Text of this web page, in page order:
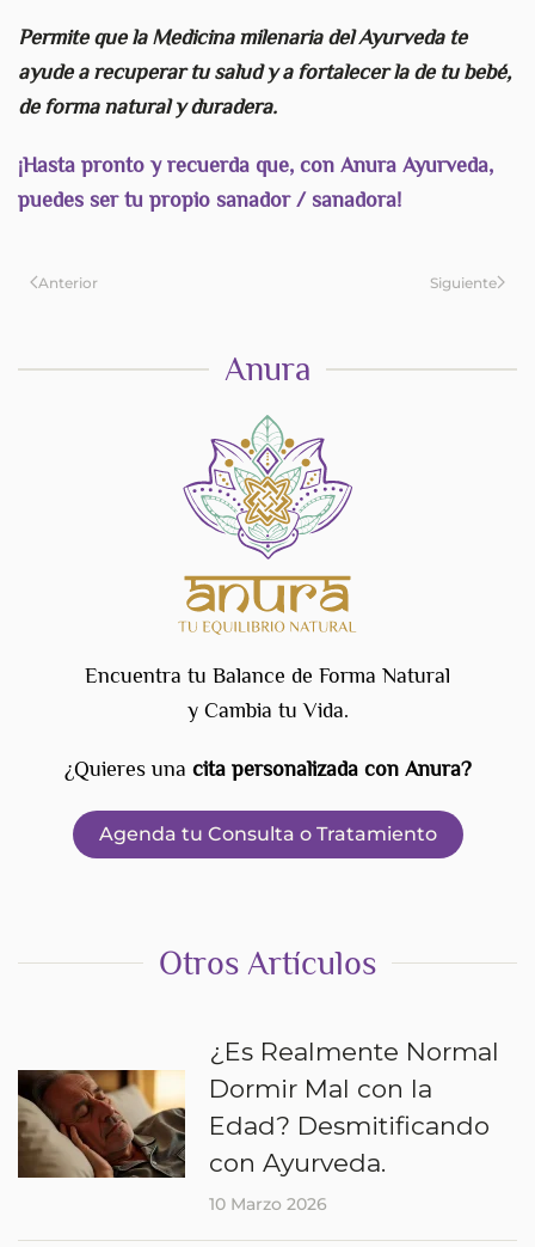
Permite que la Medicina milenaria del Ayurveda te
ayude a recuperar tu salud y a fortalecer la de tu bebé,
de forma natural y duradera.
¡Hasta pronto y recuerda que, con Anura Ayurveda,
puedes ser tu propio sanador / sanadora!
Anterior Siguiente
Anura
Encuentra tu Balance de Forma Natural
y Cambia tu Vida.
¿Quieres una cita personalizada con Anura?
Agenda tu Consulta o Tratamiento
Otros Artículos
¿Es Realmente Normal
Dormir Mal con la
Edad? Desmitificando
con Ayurveda.
10 Marzo 2026